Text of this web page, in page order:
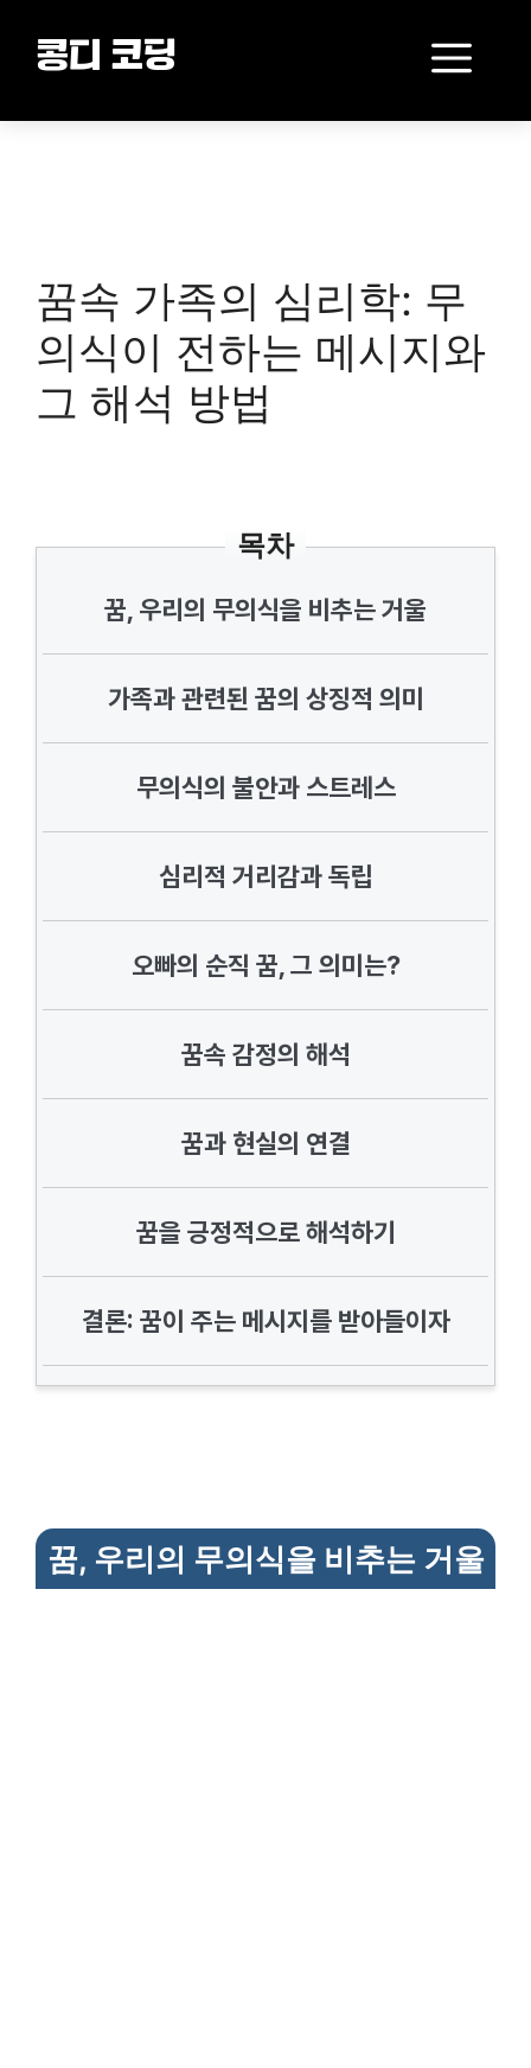
content콩디 코딩
꿈속 가족의 심리학: 무
의식이 전하는 메시지와
그 해석 방법
목차
꿈, 우리의 무의식을 비추는 거울
가족과 관련된 꿈의 상징적 의미
무의식의 불안과 스트레스
심리적 거리감과 독립
오빠의 순직 꿈, 그 의미는?
꿈속 감정의 해석
꿈과 현실의 연결
꿈을 긍정적으로 해석하기
결론: 꿈이 주는 메시지를 받아들이자
꿈, 우리의 무의식을 비추는 거울